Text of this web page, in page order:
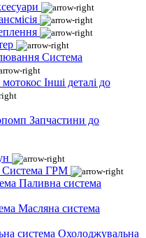
Система
Інші деталі до
Запчастини до
Система ГРМ
Паливна система
Масляна система
Охолоджувальна